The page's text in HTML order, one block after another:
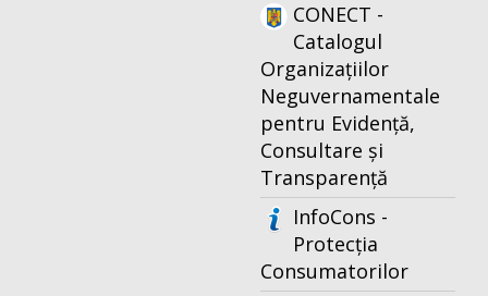
CONECT -
Catalogul
Organizațiilor
Neguvernamentale
pentru Evidență,
Consultare și
Transparență
InfoCons -
Protecția
Consumatorilor